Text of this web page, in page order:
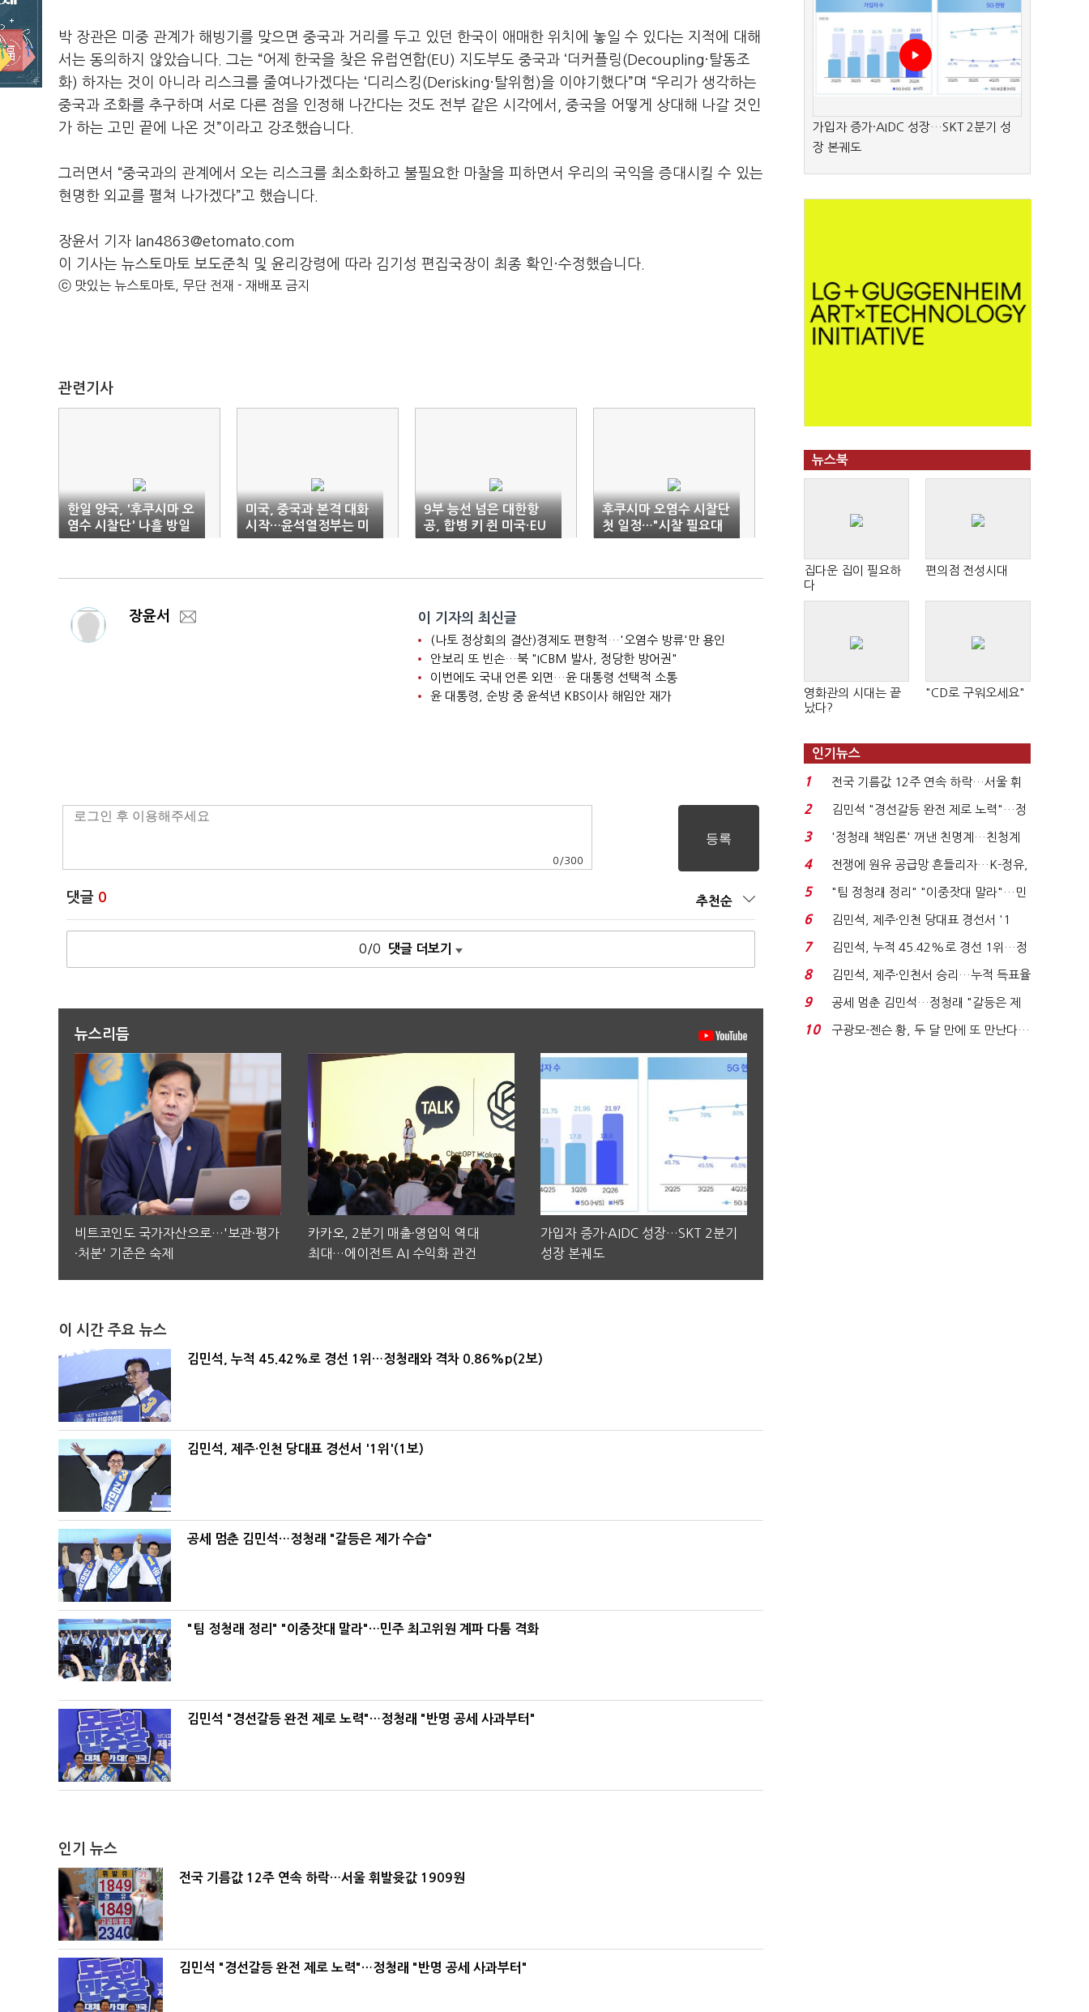
박 장관은 미중 관계가 해빙기를 맞으면 중국과 거리를 두고 있던 한국이 애매한 위치에 놓일 수 있다는 지적에 대해
서는 동의하지 않았습니다. 그는 “어제 한국을 찾은 유럽연합(EU) 지도부도 중국과 ‘더커플링(Decoupling·탈동조
화) 하자는 것이 아니라 리스크를 줄여나가겠다는 ‘디리스킹(Derisking·탈위험)을 이야기했다”며 “우리가 생각하는
중국과 조화를 추구하며 서로 다른 점을 인정해 나간다는 것도 전부 같은 시각에서, 중국을 어떻게 상대해 나갈 것인
가 하는 고민 끝에 나온 것”이라고 강조했습니다.
그러면서 “중국과의 관계에서 오는 리스크를 최소화하고 불필요한 마찰을 피하면서 우리의 국익을 증대시킬 수 있는
현명한 외교를 펼쳐 나가겠다”고 했습니다.
장윤서 기자 lan4863@etomato.com
이 기사는 뉴스토마토 보도준칙 및 윤리강령에 따라 김기성 편집국장이 최종 확인·수정했습니다.
ⓒ 맛있는 뉴스토마토, 무단 전재 - 재배포 금지
관련기사
한일 양국, '후쿠시마 오
염수 시찰단' 나흘 방일
합의
미국, 중국과 본격 대화
시작…윤석열정부는 미
일 '올인외교'
9부 능선 넘은 대한항
공, 합병 키 쥔 미국·EU
에 ‘촉각’
후쿠시마 오염수 시찰단
첫 일정…"시찰 필요대
상 설비와 자료 요청"
장윤서 이 기자의 최신글
(나토 정상회의 결산)경제도 편향적…'오염수 방류'만 용인
안보리 또 빈손…북 "ICBM 발사, 정당한 방어권"
이번에도 국내 언론 외면…윤 대통령 선택적 소통
윤 대통령, 순방 중 윤석년 KBS이사 해임안 재가
0 /300
댓글 0 추천순
0/0 댓글 더보기
뉴스리듬
비트코인도 국가자산으로…'보관·평가
·처분' 기준은 숙제
카카오, 2분기 매출·영업익 역대
최대…에이전트 AI 수익화 관건
가입자 증가·AIDC 성장…SKT 2분기
성장 본궤도
이 시간 주요 뉴스
김민석, 누적 45.42%로 경선 1위…정청래와 격차 0.86%p(2보)
김민석, 제주·인천 당대표 경선서 '1위'(1보)
공세 멈춘 김민석…정청래 "갈등은 제가 수습"
"팀 정청래 정리" "이중잣대 말라"…민주 최고위원 계파 다툼 격화
김민석 "경선갈등 완전 제로 노력"…정청래 "반명 공세 사과부터"
인기 뉴스
전국 기름값 12주 연속 하락…서울 휘발윳값 1909원
김민석 "경선갈등 완전 제로 노력"…정청래 "반명 공세 사과부터"
가입자 증가·AIDC 성장…SKT 2분기 성
장 본궤도
뉴스북
집다운 집이 필요하
다
편의점 전성시대
영화관의 시대는 끝
났다?
"CD로 구워오세요"
인기뉴스
1
전국 기름값 12주 연속 하락…서울 휘
발윳값 1909원...
2
김민석 "경선갈등 완전 제로 노력"…정
청래 "반명 공세 사...
3
'정청래 책임론' 꺼낸 친명계…친청계
는 추가투표 때리기...
4
전쟁에 원유 공급망 흔들리자…K-정유,
에너지안보 핵심...
5
"팀 정청래 정리" "이중잣대 말라"…민
주 최고위원 계파 다...
6
김민석, 제주·인천 당대표 경선서 '1
위'(1보)...
7
김민석, 누적 45.42%로 경선 1위…정
청래와 격차 0.86%p(...
8
김민석, 제주·인천서 승리…누적 득표율
'1위 탈환'(종합)...
9
공세 멈춘 김민석…정청래 "갈등은 제
가 수습"
10
구광모-젠슨 황, 두 달 만에 또 만난다…